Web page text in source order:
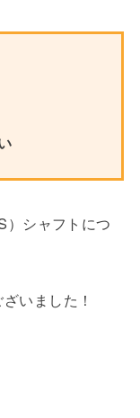
）シャフトにつ
いました！